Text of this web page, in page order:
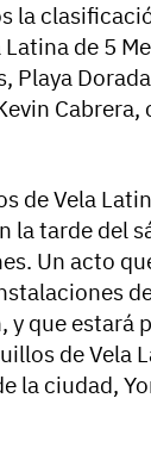
la
de 5
Playa Dorada
Cabrera,
de Vela
la tarde del
Un acto
y que estará
de Vela
la ciudad,